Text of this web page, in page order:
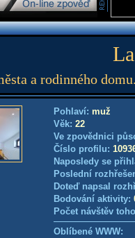
a rodinného
Pohlaví: muž
Věk: 22
Ve zpovědnici
Číslo profilu:
Naposledy se
Poslední
Doteď napsal
Bodování aktivity:
Počet návštěv
Oblíbené WWW: